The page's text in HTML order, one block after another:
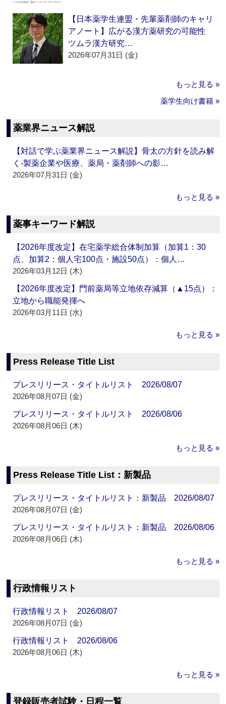
【日本薬学生連盟・先輩薬剤師のキャリ
アノート】広がる漢方薬研究の可能性
ツムラ漢方研究…
2026年07月31日 (金)
もっと見る »
薬学生向け書籍 »
薬業界ニュース解説
【対話で学ぶ薬業界ニュース解説】骨太の方針を読み解
く‐製薬企業や医療、薬局・薬剤師への影…
2026年07月31日 (金)
もっと見る »
薬事キーワード解説
【2026年度改定】在宅薬学総合体制加算（加算1：30
点、加算2：個人宅100点・施設50点）：個人…
2026年03月12日 (木)
【2026年度改定】門前薬局等立地依存減算（▲15点）：
立地から職能発揮へ
2026年03月11日 (水)
もっと見る »
Press Release Title List
プレスリリース・タイトルリスト 2026/08/07
2026年08月07日 (金)
プレスリリース・タイトルリスト 2026/08/06
2026年08月06日 (木)
もっと見る »
Press Release Title List：新製品
プレスリリース・タイトルリスト：新製品 2026/08/07
2026年08月07日 (金)
プレスリリース・タイトルリスト：新製品 2026/08/06
2026年08月06日 (木)
もっと見る »
行政情報リスト
行政情報リスト 2026/08/07
2026年08月07日 (金)
行政情報リスト 2026/08/06
2026年08月06日 (木)
もっと見る »
登録販売者試験・日程一覧